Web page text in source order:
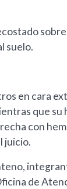
suelo.
en cara
que
con
juicio.
de